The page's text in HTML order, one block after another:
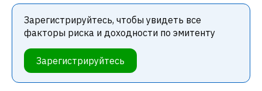
Зарегистрируйтесь, чтобы увидеть все
факторы риска и доходности по эмитенту
Зарегистрируйтесь